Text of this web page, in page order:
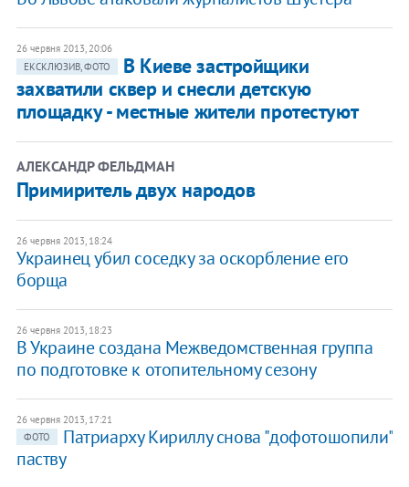
26 червня 2013, 20:06
ЕКСКЛЮЗИВ, ФОТО
В Киеве застройщики
захватили сквер и снесли детскую
площадку - местные жители протестуют
АЛЕКСАНДР ФЕЛЬДМАН
Примиритель двух народов
26 червня 2013, 18:24
Украинец убил соседку за оскорбление его
борща
26 червня 2013, 18:23
В Украине создана Межведомственная группа
по подготовке к отопительному сезону
26 червня 2013, 17:21
ФОТО
Патриарху Кириллу снова "дофотошопили"
паству